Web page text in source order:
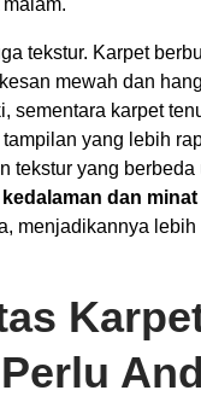
tekstur. Karpet
mewah dan
sementara karpet
yang lebih
tekstur yang berbeda
kedalaman dan minat
menjadikannya lebih